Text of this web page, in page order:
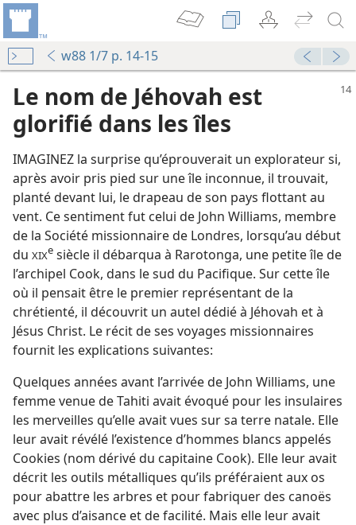
w88 1/7 p. 14-15
Le nom de Jéhovah est
glorifié dans les îles
IMAGINEZ la surprise qu’éprouverait un explorateur si,
après avoir pris pied sur une île inconnue, il trouvait,
planté devant lui, le drapeau de son pays flottant au
vent. Ce sentiment fut celui de John Williams, membre
de la Société missionnaire de Londres, lorsqu’au début
du XIXe siècle il débarqua à Rarotonga, une petite île de
l’archipel Cook, dans le sud du Pacifique. Sur cette île
où il pensait être le premier représentant de la
chrétienté, il découvrit un autel dédié à Jéhovah et à
Jésus Christ. Le récit de ses voyages missionnaires
fournit les explications suivantes:
Quelques années avant l’arrivée de John Williams, une
femme venue de Tahiti avait évoqué pour les insulaires
les merveilles qu’elle avait vues sur sa terre natale. Elle
leur avait révélé l’existence d’hommes blancs appelés
Cookies (nom dérivé du capitaine Cook). Elle leur avait
décrit les outils métalliques qu’ils préféraient aux os
pour abattre les arbres et pour fabriquer des canoës
avec plus d’aisance et de facilité. Mais elle leur avait